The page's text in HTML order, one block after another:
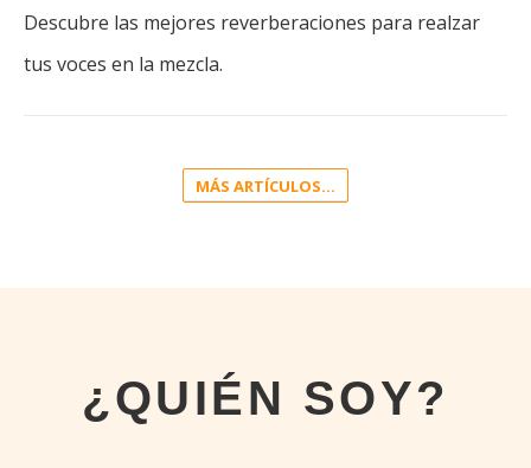
Descubre las mejores reverberaciones para realzar
tus voces en la mezcla.
MÁS ARTÍCULOS...
¿QUIÉN SOY?